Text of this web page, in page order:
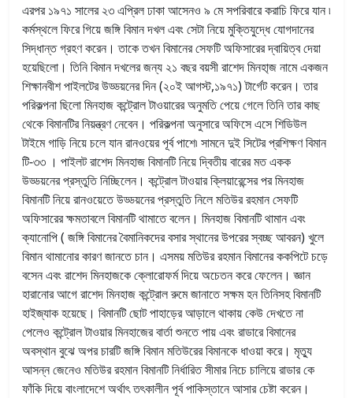
এরপর ১৯৭১ সালের ২৩ এপ্রিল ঢাকা আসেনও ৯ মে সপরিবারে করাচি ফিরে যান ৷
কর্মস্থলে ফিরে গিয়ে জঙ্গি বিমান দখল এবং সেটা নিয়ে মুক্তিযুদ্ধে যোগদানের
সিদ্ধান্ত গ্রহণ করেন। তাকে তখন বিমানের সেফটি অফিসারের দ্বায়িত্ব দেয়া
হয়েছিলো। তিনি বিমান দখলের জন্য ২১ বছর বয়সী রাশেদ মিনহা্জ নামে একজন
শিক্ষানবীশ পাইলটের উড্ডয়নের দিন (২০ই আগস্ট,১৯৭১) টার্গেট করেন। তার
পরিকল্পনা ছিলো মিনহাজ কন্ট্রোল টাওয়ারের অনুমতি পেয়ে গেলে তিনি তার কাছ
থেকে বিমানটির নিয়ন্ত্রণ নেবেন। পরিকল্পনা অনুসারে অফিসে এসে শিডিউল
টাইমে গাড়ি নিয়ে চলে যান রানওয়ের পূর্ব পাশে৷ সামনে দুই সিটের প্রশিক্ষণ বিমান
টি-৩৩ । পাইলট রাশেদ মিনহাজ বিমানটি নিয়ে দ্বিতীয় বারের মত একক
উড্ডয়নের প্রস্তুতি নিচ্ছিলেন। কন্ট্রোল টাওয়ার ক্লিয়ারেন্সের পর মিনহাজ
বিমানটি নিয়ে রানওয়েতে উড্ডয়নের প্রস্তুতি নিলে মতিউর রহমান সেফটি
অফিসারের ক্ষমতাবলে বিমানটি থামাতে বলেন। মিনহাজ বিমানটি থামান এবং
ক্যানোপি ( জঙ্গি বিমানের বৈমানিকদের বসার স্থানের উপরের স্বচ্ছ আবরন) খুলে
বিমান থামানোর কারণ জানতে চান। এসময় মতিউর রহমান বিমানের ককপিটে চড়ে
বসেন এবং রাশেদ মিনহাজকে ক্লোরোফর্ম দিয়ে অচেতন করে ফেলেন। জ্ঞান
হারানোর আগে রাশেদ মিনহাজ কন্ট্রোল রুমে জানাতে সক্ষম হন তিনিসহ বিমানটি
হাইজ্যাক হয়েছে। বিমানটি ছোট পাহাড়ের আড়ালে থাকায় কেউ দেখতে না
পেলেও কন্ট্রোল টাওয়ার মিনহাজের বার্তা শুনতে পায় এবং রাডারে বিমানের
অবস্থান বুঝে অপর চারটি জঙ্গি বিমান মতিউরের বিমানকে ধাওয়া করে। মৃত্যু
আসন্ন জেনেও মতিউর রহমান বিমানটি নির্ধারিত সীমার নিচে চালিয়ে রাডার কে
ফাঁকি দিয়ে বাংলাদেশে অর্থাৎ তৎকালীন পূর্ব পাকিস্তানে আসার চেষ্টা করেন।